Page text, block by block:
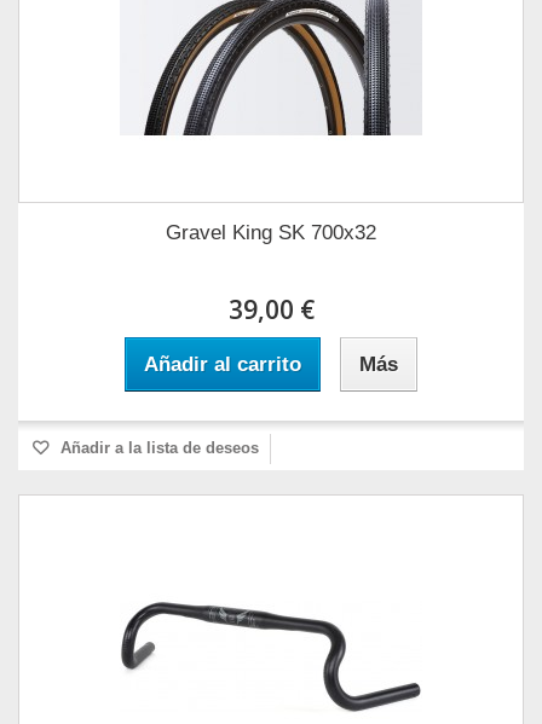
Gravel King SK 700x32
39,00 €
Añadir al carrito Más
Añadir a la lista de deseos